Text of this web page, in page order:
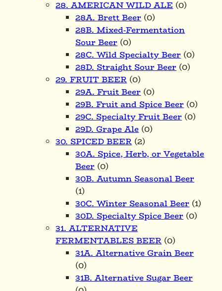
28. AMERICAN WILD ALE(0)
28A. Brett Beer(0)
28B. Mixed-Fermentation
Sour Beer(0)
28C. Wild Specialty Beer(0)
28D. Straight Sour Beer(0)
29. FRUIT BEER(0)
29A. Fruit Beer(0)
29B. Fruit and Spice Beer(0)
29C. Specialty Fruit Beer(0)
29D. Grape Ale(0)
30. SPICED BEER(2)
30A. Spice, Herb, or Vegetable
Beer(0)
30B. Autumn Seasonal Beer
(1)
30C. Winter Seasonal Beer(1)
30D. Specialty Spice Beer(0)
31. ALTERNATIVE
FERMENTABLES BEER(0)
31A. Alternative Grain Beer
(0)
31B. Alternative Sugar Beer